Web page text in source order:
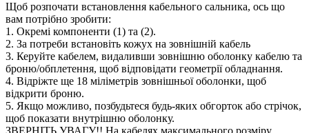
Щоб розпочати встановлення кабельного сальника, ось що
вам потрібно зробити:
1. Окремі компоненти (1) та (2).
2. За потреби встановіть кожух на зовнішній кабель
3. Керуйте кабелем, видаливши зовнішню оболонку кабелю та
броню/обплетення, щоб відповідати геометрії обладнання.
4. Відріжте ще 18 міліметрів зовнішньої оболонки, щоб
відкрити броню.
5. Якщо можливо, позбудьтеся будь-яких обгорток або стрічок,
щоб показати внутрішню оболонку.